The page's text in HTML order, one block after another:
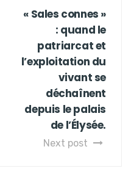
« Sales connes »
: quand le
patriarcat et
l’exploitation du
vivant se
déchaînent
depuis le palais
de l’Élysée.
Next post